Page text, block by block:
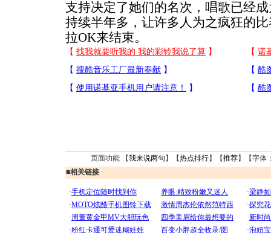
支持决定了她们的名次，唱歌已经
持续半年多，让许多人为之疯狂的
拉OK来结束。
页面功能 【我来说两句 】【热点排行】【推荐】【字体
■相关链接